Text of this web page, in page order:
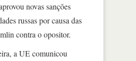
novas sanções
russas por causa das
contra o opositor.
a UE comunicou